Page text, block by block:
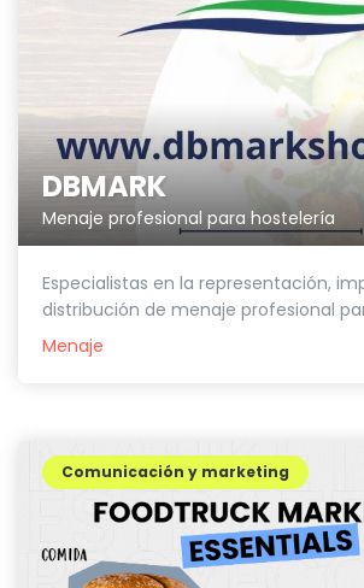
DBMARK
Menaje profesional para hostelería
Especialistas en la representación,
distribución de menaje profesional
Menaje
Comunicación y marketing